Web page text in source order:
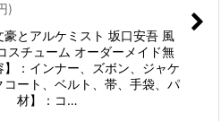
)
豪とアルケミスト 坂口安吾 風
スチューム オーダーメイド無
：インナー、ズボン、ジャケ
コート、ベルト、帯、手袋、パ
材】：コ…